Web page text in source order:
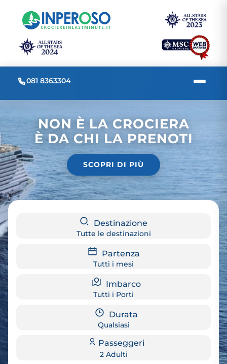
081 8363304
NON È LA CROCIERA
È DA CHI LA PRENOTI
SCOPRI DI PIÙ
Destinazione
Tutte le destinazioni
Partenza
Tutti i mesi
Imbarco
Tutti i Porti
Durata
Qualsiasi
Passeggeri
2 Adulti